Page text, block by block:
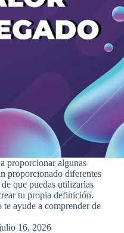
proporcionar algunas
proporcionado diferentes
que puedas utilizarlas
tu propia definición.
te ayude a comprender de
16, 2026